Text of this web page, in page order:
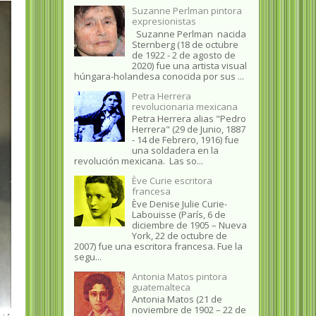
Suzanne Perlman pintora
expresionistas
Suzanne Perlman nacida
Sternberg (18 de octubre
de 1922 - 2 de agosto de
2020) fue una artista visual
húngara-holandesa conocida por sus ...
Petra Herrera
revolucionaria mexicana
Petra Herrera alias "Pedro
Herrera" (29 de Junio, 1887
- 14 de Febrero, 1916) fue
una soldadera en la
revolución mexicana. Las so...
Ève Curie escritora
francesa
Ève Denise Julie Curie-
Labouisse (París, 6 de
diciembre de 1905 – Nueva
York, 22 de octubre de
2007) fue una escritora francesa. Fue la
segu...
Antonia Matos pintora
guatemalteca
Antonia Matos (21 de
noviembre de 1902 – 22 de